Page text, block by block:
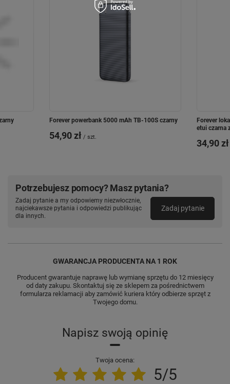
Forever powerbank 5000 mAh TB-100S czarny
54,90 zł / szt.
Forever
etui czarna
34,90 zł
Potrzebujesz pomocy? Masz pytania?
Zadaj pytanie a my odpowiemy niezwłocznie,
najciekawsze pytania i odpowiedzi publikując
dla innych.
Zadaj pytanie
GWARANCJA PRODUCENTA NA 1 ROK
Producent gwarantuje naprawę lub wymianę sprzętu do 12 miesięcy
od daty zakupu. Skontaktuj się ze sklepem za pośrednictwem
formularza reklamacji aby zamówić kuriera który odbierze sprzęt z
Twojego domu.
Napisz swoją opinię
Twoja ocena:
5/5